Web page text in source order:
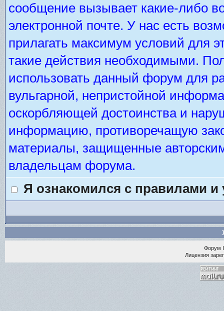
сообщение вызывает какие-либо
электронной почте. У нас есть
прилагать максимум условий для
такие действия необходимыми.
использовать данный форум для
вульгарной, непристойной
оскорбляющей достоинства и
информацию, противоречащую
материалы, защищенные
владельцам форума.
Я ознакомился с правилами
Форум
Лицензия